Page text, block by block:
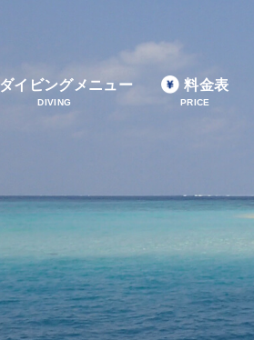
ダイビングメニュー
DIVING
料金表
PRICE